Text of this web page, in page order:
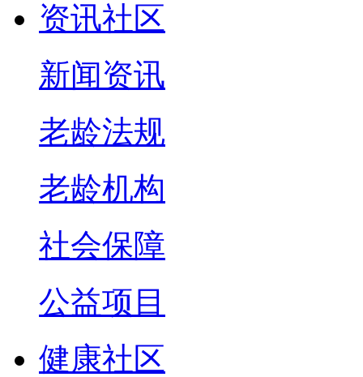
资讯社区
新闻资讯
老龄法规
老龄机构
社会保障
公益项目
健康社区